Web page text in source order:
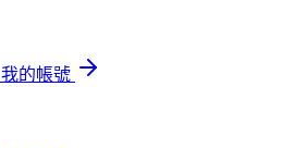
我的帳號